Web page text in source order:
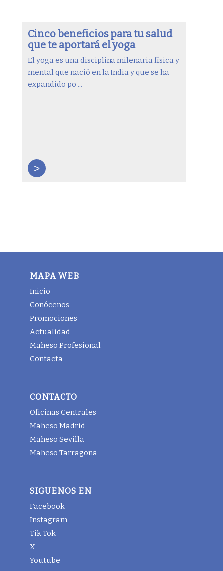
Cinco beneficios para tu salud
que te aportará el yoga
El yoga es una disciplina milenaria física y
mental que nació en la India y que se ha
expandido po ...
>
MAPA WEB
Inicio
Conócenos
Promociones
Actualidad
Maheso Profesional
Contacta
CONTACTO
Oficinas Centrales
Maheso Madrid
Maheso Sevilla
Maheso Tarragona
SIGUENOS EN
Facebook
Instagram
Tik Tok
X
Youtube